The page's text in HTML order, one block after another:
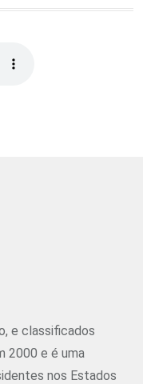
e classificados
2000 e é uma
nos Estados